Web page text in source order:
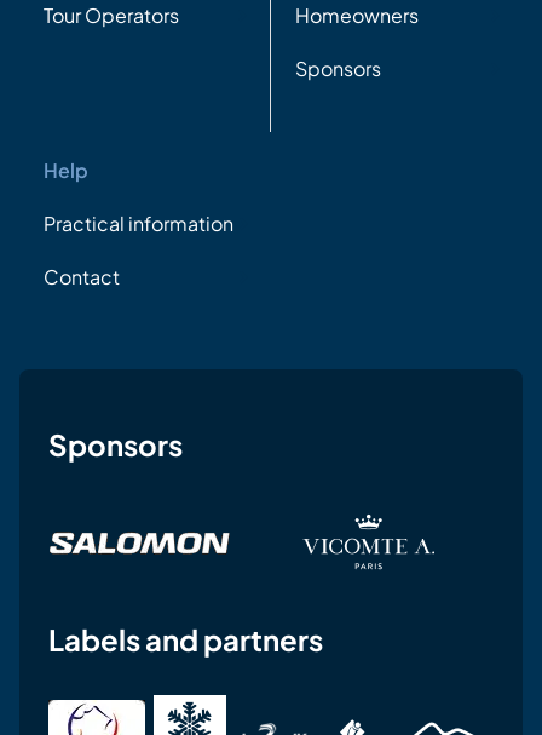
Tour Operators Homeowners
Sponsors
Help
Practical information
Contact
Sponsors
Labels and partners